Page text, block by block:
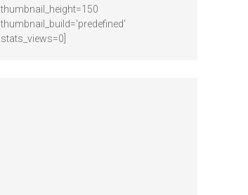
thumbnail_height=150
thumbnail_build='predefined'
stats_views=0]